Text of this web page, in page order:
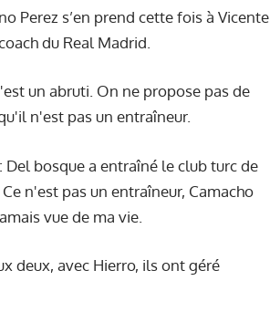
Perez s’en prend cette fois à Vicente
du Real Madrid.
un abruti. On ne propose pas de
n'est pas un entraîneur.
bosque a entraîné le club turc de
n'est pas un entraîneur, Camacho
vue de ma vie.
deux, avec Hierro, ils ont géré